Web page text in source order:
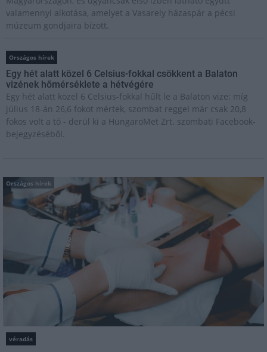
valamennyi alkotása, amelyet a Vasarely házaspár a pécsi
múzeum gondjaira bízott.
Országos hírek
Egy hét alatt közel 6 Celsius-fokkal csökkent a Balaton
vizének hőmérséklete a hétvégére
Egy hét alatt közel 6 Celsius-fokkal hűlt le a Balaton vize: míg
július 18-án 26,6 fokot mértek, szombat reggel már csak 20,8
fokos volt a tó - derül ki a HungaroMet Zrt. szombati Facebook-
bejegyzéséből.
Országos hírek
véradás